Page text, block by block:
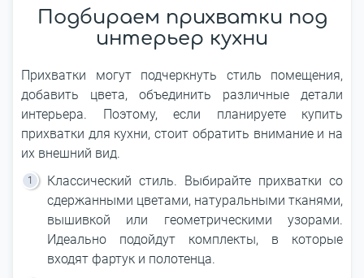
Подбираем прихватки под
интерьер кухни
Прихватки могут подчеркнуть стиль помещения,
добавить цвета, объединить различные детали
интерьера. Поэтому, если планируете купить
прихватки для кухни, стоит обратить внимание и на
их внешний вид.
Классический стиль. Выбирайте прихватки со
сдержанными цветами, натуральными тканями,
вышивкой или геометрическими узорами.
Идеально подойдут комплекты, в которые
входят фартук и полотенца.